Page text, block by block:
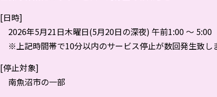
[日時]
2026年5月21日木曜日(5月20日の深夜) 午前1:00 ～ 5:00
※上記時間帯で10分以内のサービス停止が数回発生致し
[停止対象]
南魚沼市の一部